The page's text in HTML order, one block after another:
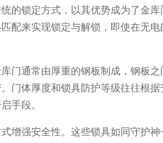
的锁定方式，以其优势成为了金
配来实现锁定与解锁，即使在无
门通常由厚重的钢板制成，钢板
门体厚度和锁具防护等级往往根
手段。
增强安全性。这些锁具如同守护